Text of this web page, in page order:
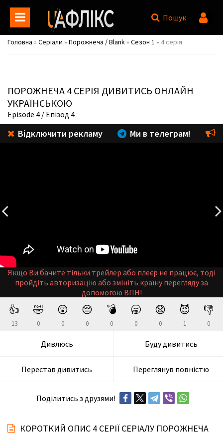
Пошук
Головна » Серіали » Порожнеча / Blank » Сезон 1 » 4 серія
ПОРОЖНЕЧА 4 СЕРІЯ ДИВИТИСЬ ОНЛАЙН
УКРАЇНСЬКОЮ
Episode 4 / Епізод 4
Відключити рекламу Ми в телеграм!
Якщо Ви бачите тільки трейлер або плеєр не працює, тоді
пройдіть авторизацію або змініть країну перегляду за
допомогою ВПН!
👍
13
🤣
0
😲
0
😔
0
💣
0
🥱
0
😧
0
😈
1
👎
0
Дивлюсь Буду дивитись
Перестав дивитись Переглянув повністю
Поділитись з друзями!
КОРОТКИЙ ОПИС 4 СЕРІЇ СЕРІАЛУ ПОРОЖНЕЧА